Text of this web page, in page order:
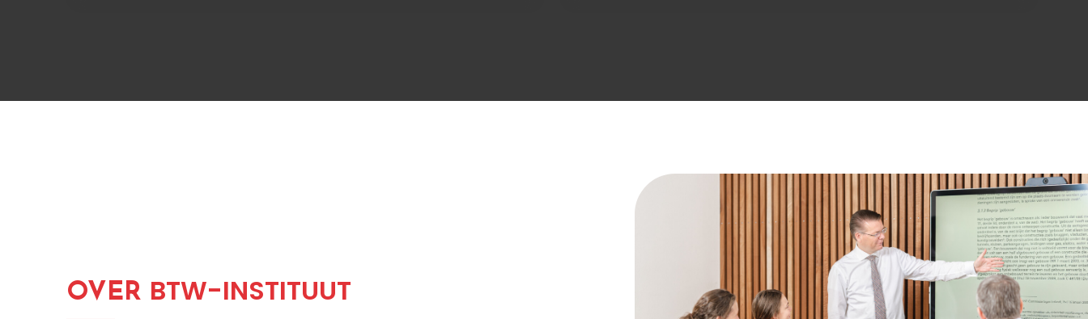
OVER BTW-INSTITUUT